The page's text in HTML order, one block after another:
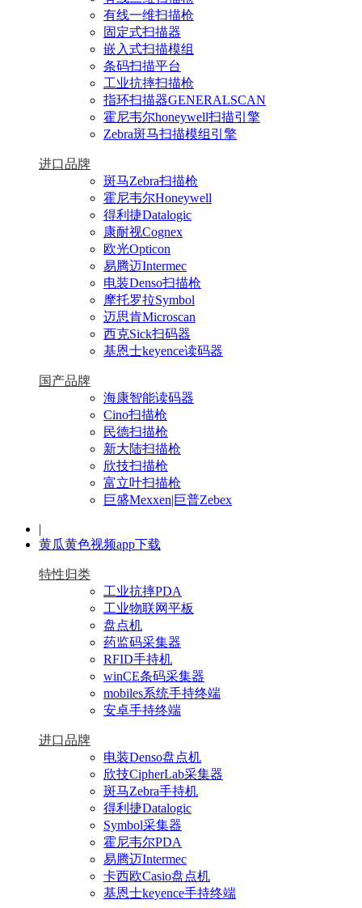
有线一维扫描枪
固定式扫描器
嵌入式扫描模组
条码扫描平台
工业抗摔扫描枪
指环扫描器GENERALSCAN
霍尼韦尔honeywell扫描引擎
Zebra斑马扫描模组引擎
进口品牌
斑马Zebra扫描枪
霍尼韦尔Honeywell
得利捷Datalogic
康耐视Cognex
欧光Opticon
易腾迈Intermec
电装Denso扫描枪
摩托罗拉Symbol
迈思肯Microscan
西克Sick扫码器
基恩士keyence读码器
国产品牌
海康智能读码器
Cino扫描枪
民德扫描枪
新大陆扫描枪
欣技扫描枪
富立叶扫描枪
巨盛Mexxen|巨普Zebex
|
黄瓜黄色视频app下载
特性归类
工业抗摔PDA
工业物联网平板
盘点机
药监码采集器
RFID手持机
winCE条码采集器
mobiles系统手持终端
安卓手持终端
进口品牌
电装Denso盘点机
欣技CipherLab采集器
斑马Zebra手持机
得利捷Datalogic
Symbol采集器
霍尼韦尔PDA
易腾迈Intermec
卡西欧Casio盘点机
基恩士keyence手持终端